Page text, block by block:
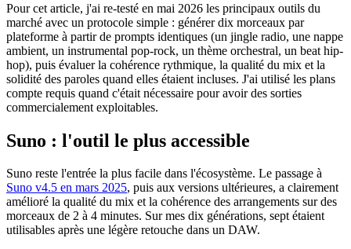
Pour cet article, j'ai re-testé en mai 2026 les principaux outils du
marché avec un protocole simple : générer dix morceaux par
plateforme à partir de prompts identiques (un jingle radio, une nappe
ambient, un instrumental pop-rock, un thème orchestral, un beat hip-
hop), puis évaluer la cohérence rythmique, la qualité du mix et la
solidité des paroles quand elles étaient incluses. J'ai utilisé les plans
compte requis quand c'était nécessaire pour avoir des sorties
commercialement exploitables.
Suno : l'outil le plus accessible
Suno reste l'entrée la plus facile dans l'écosystème. Le passage à
Suno v4.5 en mars 2025, puis aux versions ultérieures, a clairement
amélioré la qualité du mix et la cohérence des arrangements sur des
morceaux de 2 à 4 minutes. Sur mes dix générations, sept étaient
utilisables après une légère retouche dans un DAW.